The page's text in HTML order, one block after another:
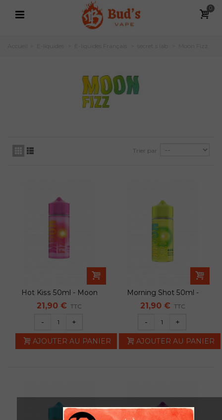
0
Trier par
Hot Kiss 50ml - Moon
Fizz
21,90 € TTC
- +
AJOUTER AU PANIER
Morning Shot 50ml -
Moon Fizz
21,90 € TTC
- +
AJOUTER AU PANIER